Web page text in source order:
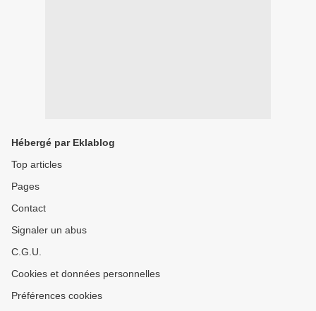
Hébergé par Eklablog
Top articles
Pages
Contact
Signaler un abus
C.G.U.
Cookies et données personnelles
Préférences cookies